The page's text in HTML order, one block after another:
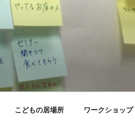
こどもの居場所 ワークショップ